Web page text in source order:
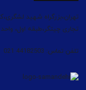
تجاری چیتگر،طبقه اول، واحد 13 و 14
تلفن تماس: 44182503 021